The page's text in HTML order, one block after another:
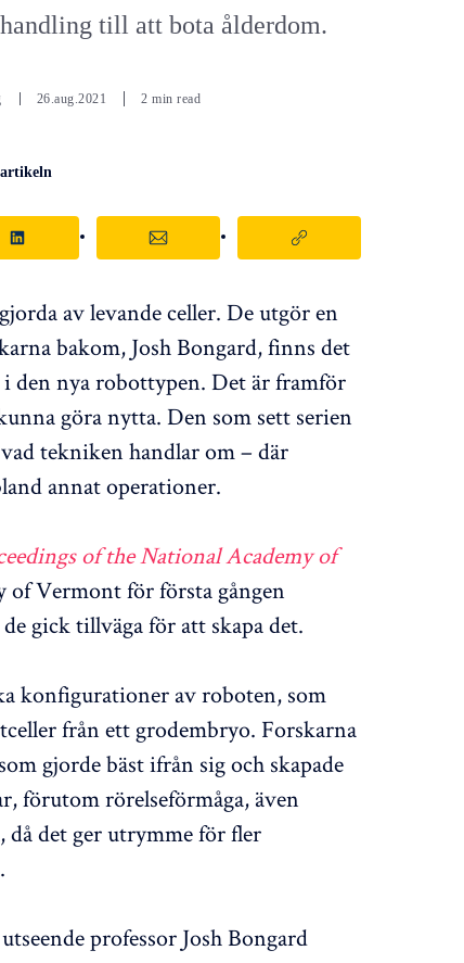
till att bota ålderdom.
26.aug.2021 2 min read
av levande celler. De utgör en
bakom, Josh Bongard, finns det
den nya robottypen. Det är framför
göra nytta. Den som sett serien
tekniken handlar om – där
annat operationer.
of the National Academy of
Vermont för första gången
gick tillväga för att skapa det.
konfigurationer av roboten, som
från ett grodembryo. Forskarna
gjorde bäst ifrån sig och skapade
förutom rörelseförmåga, även
då det ger utrymme för fler
professor Josh Bongard